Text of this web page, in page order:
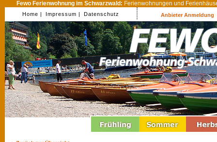
Fewo Ferienwohnung im Schwarzwald: Ferienwohnungen und
Home | Impressum | Datenschutz Anbieter Anmeldung